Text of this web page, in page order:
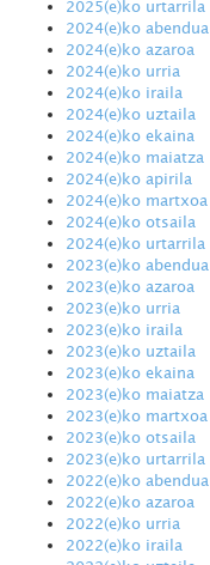
2025(e)ko urtarrila
2024(e)ko abendua
2024(e)ko azaroa
2024(e)ko urria
2024(e)ko iraila
2024(e)ko uztaila
2024(e)ko ekaina
2024(e)ko maiatza
2024(e)ko apirila
2024(e)ko martxoa
2024(e)ko otsaila
2024(e)ko urtarrila
2023(e)ko abendua
2023(e)ko azaroa
2023(e)ko urria
2023(e)ko iraila
2023(e)ko uztaila
2023(e)ko ekaina
2023(e)ko maiatza
2023(e)ko martxoa
2023(e)ko otsaila
2023(e)ko urtarrila
2022(e)ko abendua
2022(e)ko azaroa
2022(e)ko urria
2022(e)ko iraila